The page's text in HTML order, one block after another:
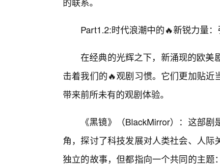
Part1.2:时代浪潮中的🔥新锐力量
在经典的光辉之下，新涌现的欧美
击着我们的🔥观剧习惯。它们更加贴
带来前所未有的观剧体验。
《黑镜》（BlackMirror）：这部
角，探讨了科技发展对人类社会、人
独立的故事，但都指向一个共同的主